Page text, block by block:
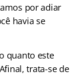
por adiar
havia se
quanto este
trata-se de